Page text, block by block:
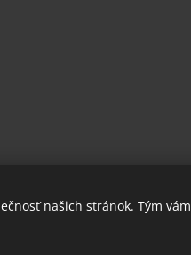
našich stránok. Tým vám